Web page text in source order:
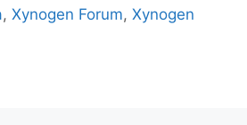
,Xynogen Forum,Xynogen